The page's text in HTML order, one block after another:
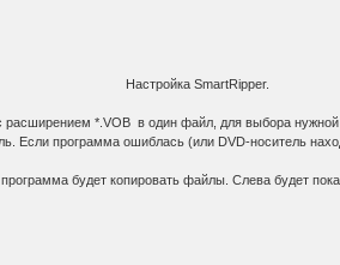
Настройка SmartRipper.
*.VOB в один файл, для выбора нужной
программа ошиблась (или DVD-носитель
будет копировать файлы. Слева будет